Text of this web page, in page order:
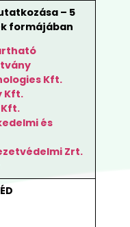
– 5
formájában
Kft.
Kft.
és
Zrt.